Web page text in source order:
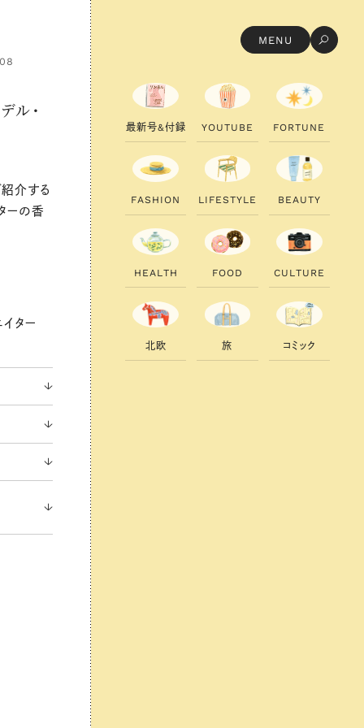
MENU
ル・
介する
ーの香
ター
最新号&付録 YOUTU B E FORTU N E
FAS H ION LI FESTYLE B EAUTY
H EALTH FOOD CU LTU RE
北欧 旅 コ ミ ック